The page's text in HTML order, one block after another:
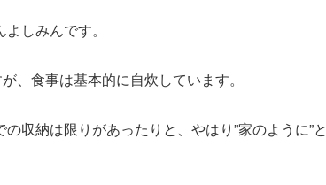
しみんです。
、食事は基本的に自炊しています。
収納は限りがあったりと、やはり”家のように”と